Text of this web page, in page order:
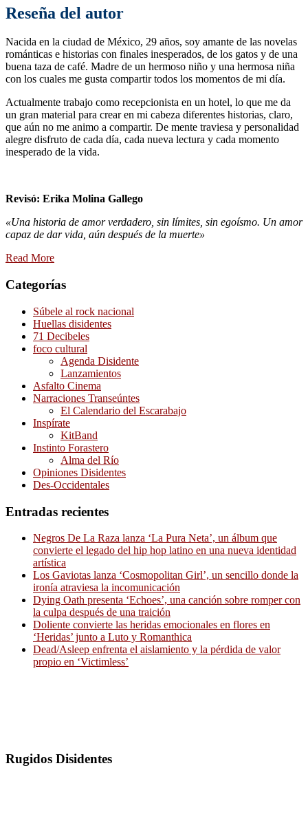
Reseña del autor
Nacida en la ciudad de México, 29 años, soy amante de las novelas
románticas e historias con finales inesperados, de los gatos y de una
buena taza de café. Madre de un hermoso niño y una hermosa niña
con los cuales me gusta compartir todos los momentos de mi día.
Actualmente trabajo como recepcionista en un hotel, lo que me da
un gran material para crear en mi cabeza diferentes historias, claro,
que aún no me animo a compartir. De mente traviesa y personalidad
alegre disfruto de cada día, cada nueva lectura y cada momento
inesperado de la vida.
Revisó: Erika Molina Gallego
«Una historia de amor verdadero, sin límites, sin egoísmo. Un amor
capaz de dar vida, aún después de la muerte»
Read More
Categorías
Súbele al rock nacional
Huellas disidentes
71 Decibeles
foco cultural
Agenda Disidente
Lanzamientos
Asfalto Cinema
Narraciones Transeúntes
El Calendario del Escarabajo
Inspírate
KitBand
Instinto Forastero
Alma del Río
Opiniones Disidentes
Des-Occidentales
Entradas recientes
Negros De La Raza lanza ‘La Pura Neta’, un álbum que
convierte el legado del hip hop latino en una nueva identidad
artística
Los Gaviotas lanza ‘Cosmopolitan Girl’, un sencillo donde la
ironía atraviesa la incomunicación
Dying Oath presenta ‘Echoes’, una canción sobre romper con
la culpa después de una traición
Doliente convierte las heridas emocionales en flores en
‘Heridas’ junto a Luto y Romanthica
Dead/Asleep enfrenta el aislamiento y la pérdida de valor
propio en ‘Victimless’
Rugidos Disidentes